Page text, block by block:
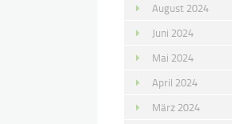
August 2024
Juni 2024
Mai 2024
April 2024
März 2024